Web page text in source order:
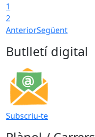
1
2
AnteriorSegüent
Butlletí digital
Subscriu-te